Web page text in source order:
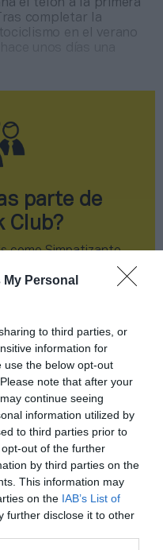
Personal
to third parties, or
information for
use the below opt-out
note that after your
continue seeing
information utilized by
to third parties prior to
out of the further
by third parties on the
This information may
on the IAB’s List of
further disclose it to other
el telón a la primera
completar la
en el verano
parte de
Club?
como Simpatizante
Imprimir